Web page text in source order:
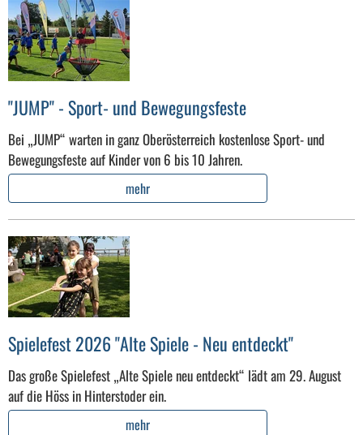
"JUMP" - Sport- und Bewegungsfeste
Bei „JUMP“ warten in ganz Oberösterreich kostenlose Sport- und
Bewegungsfeste auf Kinder von 6 bis 10 Jahren.
mehr
Spielefest 2026 "Alte Spiele - Neu entdeckt"
Das große Spielefest „Alte Spiele neu entdeckt“ lädt am 29. August
auf die Höss in Hinterstoder ein.
mehr